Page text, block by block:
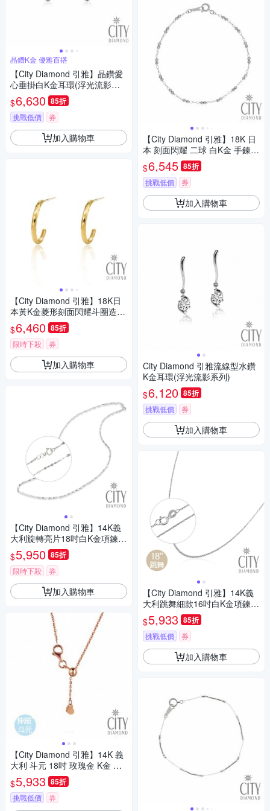
晶鑽K金 優雅百搭
【City Diamond 引雅】晶鑽愛
心垂掛白K金耳環(浮光流影系
列)
$6,630 85折
挑戰低價 券
加入購物車
【City Diamond 引雅】18K日
本黃K金菱形刻面閃耀斗圈造型
耳環(東京Yuki系列)
$6,460 85折
限時下殺 券
加入購物車
【City Diamond 引雅】14K義
大利旋轉亮片18吋白K金項鍊
(浮光流影系列)
$5,950 85折
限時下殺 券
加入購物車
【City Diamond 引雅】14K 義
大利 斗元 18吋 玫瑰金 K金 伸
縮 項鍊 (浮光流影系列)
$5,933 85折
挑戰低價 券
【City Diamond 引雅】18K 日
本 刻面閃耀 二球 白K金 手鍊
(東京Yuki表參道系列)
$6,545 85折
挑戰低價 券
加入購物車
City Diamond 引雅流線型水鑽
K金耳環(浮光流影系列)
$6,120 85折
挑戰低價 券
加入購物車
【City Diamond 引雅】14K義
大利跳舞細款16吋白K金項鍊
(浮光流影系列)
$5,933 85折
挑戰低價 券
加入購物車